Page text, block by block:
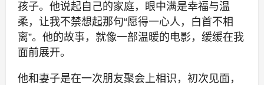
孩子。他说起自己的家庭，眼中满是幸福与温
柔，让我不禁想起那句“愿得一心人，白首不相
离”。他的故事，就像一部温暖的电影，缓缓在我
面前展开。
他和妻子是在一次朋友聚会上相识，初次见面，